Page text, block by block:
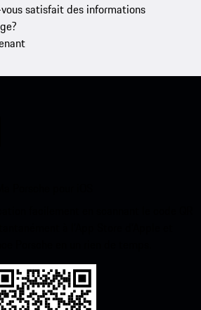
satisfait des informations